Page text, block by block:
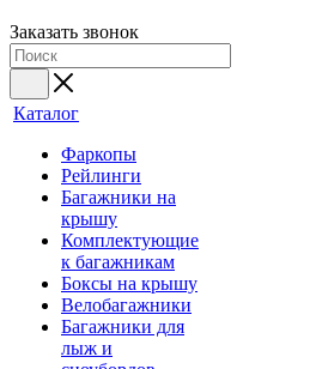
Заказать звонок
Каталог
Фаркопы
Рейлинги
Багажники на
крышу
Комплектующие
к багажникам
Боксы на крышу
Велобагажники
Багажники для
лыж и